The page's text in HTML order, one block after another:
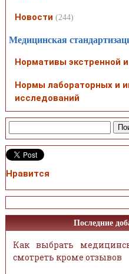
Новости (244)
Медицинская
Нормативы экстренной
Нормы лабораторных и
исследований
Нравится
Последние
Как выбрать
смотреть кроме отзывов